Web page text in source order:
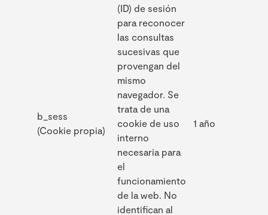
b_sess
(Cookie propia)
(ID) de sesión
para reconocer
las consultas
sucesivas que
provengan del
mismo
navegador. Se
trata de una
cookie de uso
interno
necesaria para
el
funcionamiento
de la web. No
identifican al
1 año